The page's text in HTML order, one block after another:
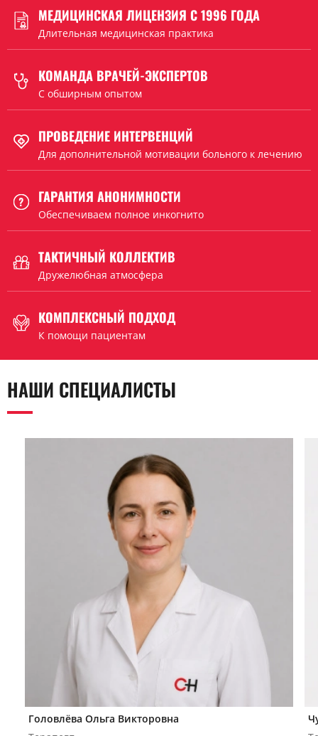
МЕДИЦИНСКАЯ ЛИЦЕНЗИЯ С 1996 ГОДА
Длительная медицинская практика
КОМАНДА ВРАЧЕЙ-ЭКСПЕРТОВ
C обширным опытом
ПРОВЕДЕНИЕ ИНТЕРВЕНЦИЙ
Для дополнительной мотивации больного к лечению
ГАРАНТИЯ АНОНИМНОСТИ
Обеспечиваем полное инкогнито
ТАКТИЧНЫЙ КОЛЛЕКТИВ
Дружелюбная атмосфера
КОМПЛЕКСНЫЙ ПОДХОД
К помощи пациентам
НАШИ СПЕЦИАЛИСТЫ
Головлёва Ольга Викторовна